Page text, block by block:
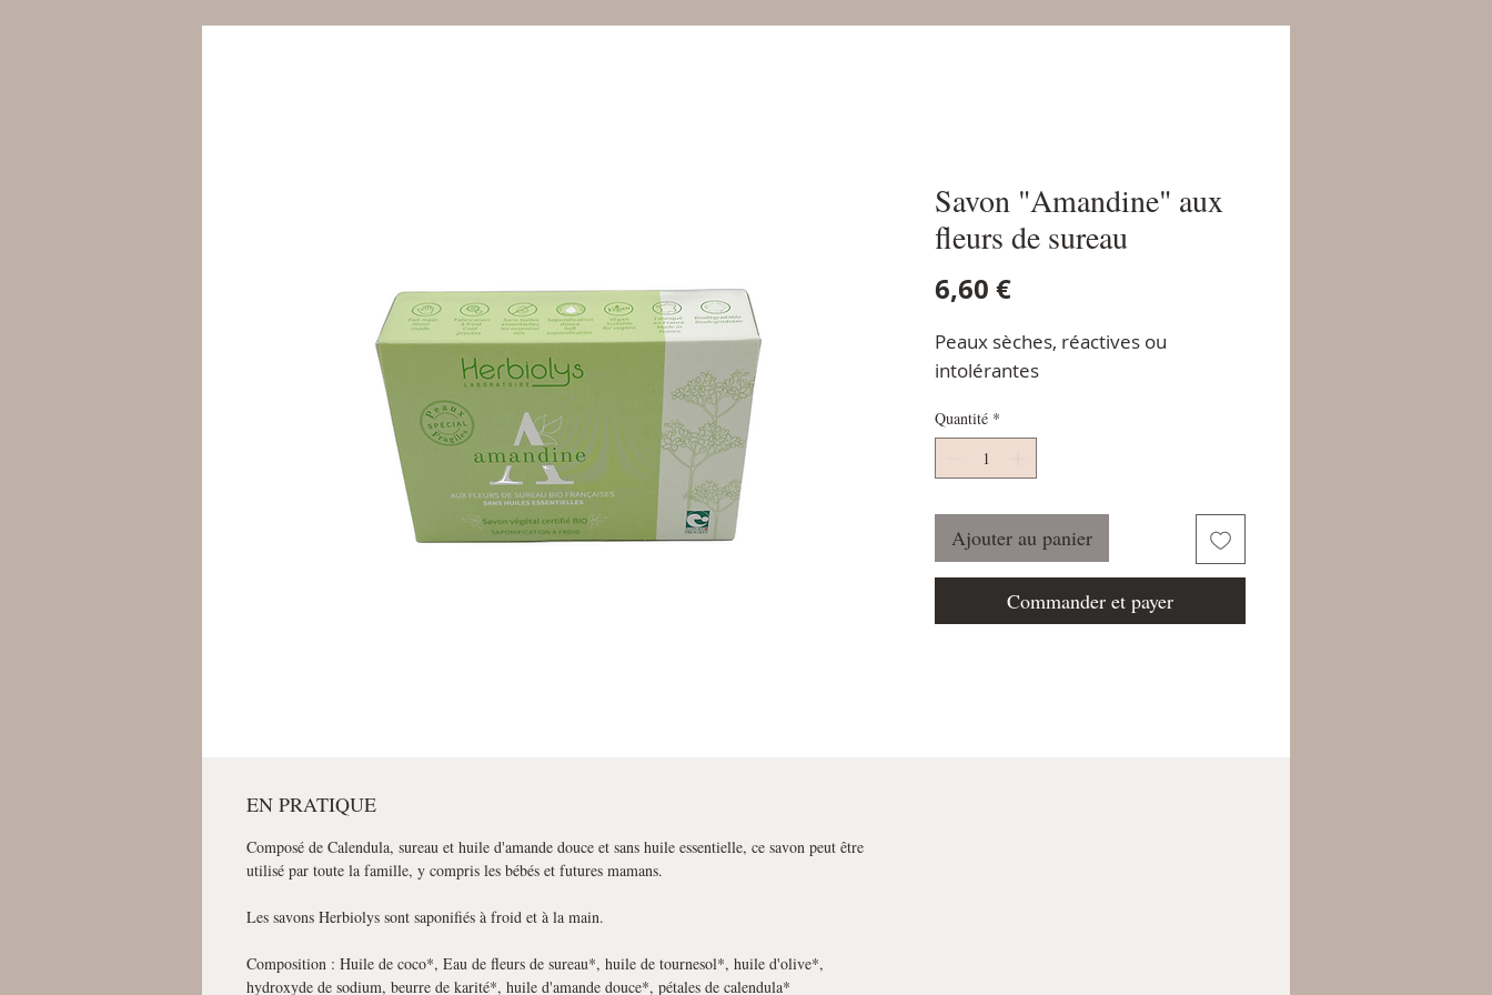
Savon "Amandine" aux
fleurs de sureau
6,60 €Prix
Peaux sèches, réactives ou
intolérantes
Quantité *
Ajouter au panier
Commander et payer
EN PRATIQUE
Composé de Calendula, sureau et huile d'amande douce et sans huile essentielle, ce savon peut être
utilisé par toute la famille, y compris les bébés et futures mamans.
Les savons Herbiolys sont saponifiés à froid et à la main.
Composition : Huile de coco*, Eau de fleurs de sureau*, huile de tournesol*, huile d'olive*,
hydroxyde de sodium, beurre de karité*, huile d'amande douce*, pétales de calendula*